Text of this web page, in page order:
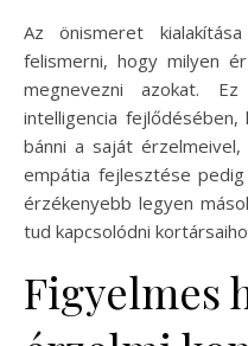
Az önismeret
felismerni, hogy milyen
megnevezni azokat.
intelligencia
bánni a saját
empátia fejlesztése
érzékenyebb legyen
tud kapcsolódni
Figyelmes